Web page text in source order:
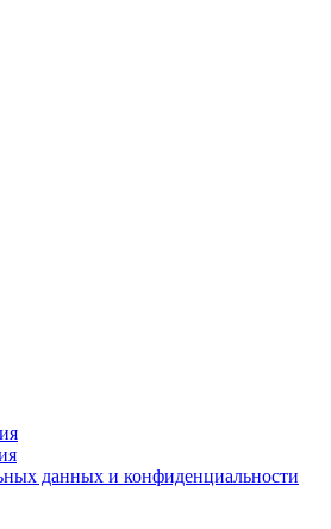
данных и конфиденциальности